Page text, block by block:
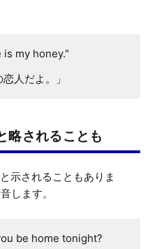
my honey."
人だよ。」
略されることも
示されることもありま
します。
be home tonight?